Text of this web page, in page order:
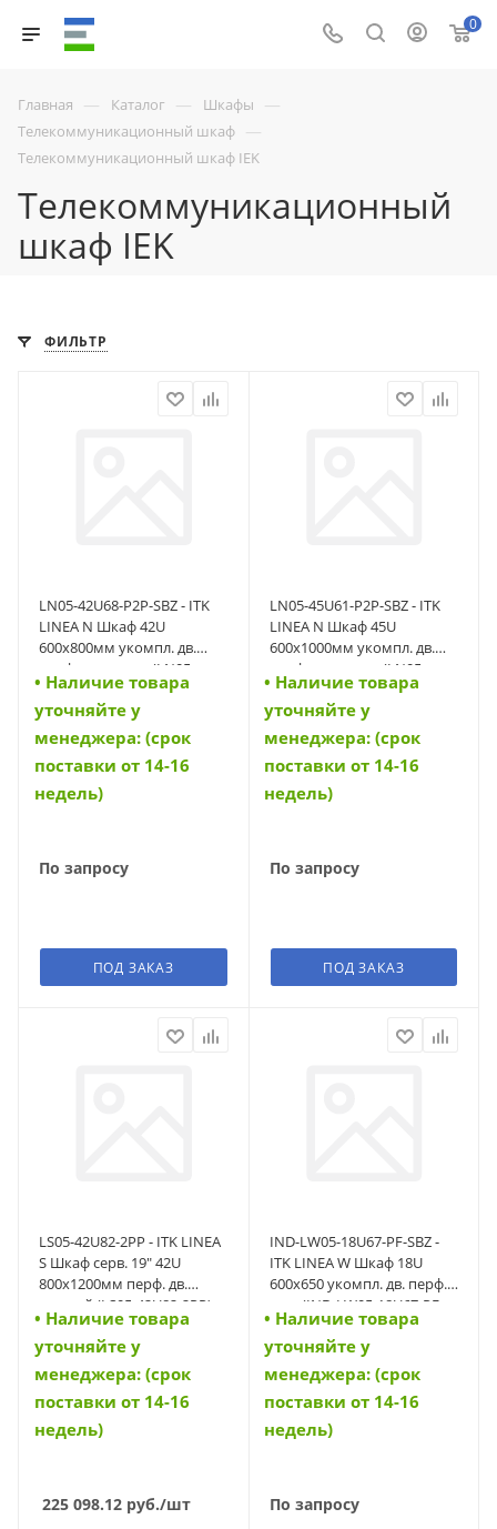
0
Главная — Каталог — Шкафы —
Телекоммуникационный шкаф —
Телекоммуникационный шкаф IEK
Телекоммуникационный
шкаф IEK
ФИЛЬТР
LN05-42U68-P2P-SBZ - ITK
LINEA N Шкаф 42U
600х800мм укомпл. дв.
перф. расп. чер. (LN05-
42U68-P2P-SBZ)
• Наличие товара
уточняйте у
менеджера: (срок
поставки от 14-16
недель)
По запросу
ПОД ЗАКАЗ
LN05-45U61-P2P-SBZ - ITK
LINEA N Шкаф 45U
600х1000мм укомпл. дв.
перф. расп. чер. (LN05-
45U61-P2P-SBZ)
• Наличие товара
уточняйте у
менеджера: (срок
поставки от 14-16
недель)
По запросу
ПОД ЗАКАЗ
LS05-42U82-2PP - ITK LINEA
S Шкаф серв. 19" 42U
800х1200мм перф. дв.
черный (LS05-42U82-2PP)
• Наличие товара
уточняйте у
менеджера: (срок
поставки от 14-16
недель)
225 098.12 руб./шт
IND-LW05-18U67-PF-SBZ -
ITK LINEA W Шкаф 18U
600х650 укомпл. дв. перф.
чер. (IND-LW05-18U67-PF-
SBZ)
• Наличие товара
уточняйте у
менеджера: (срок
поставки от 14-16
недель)
По запросу